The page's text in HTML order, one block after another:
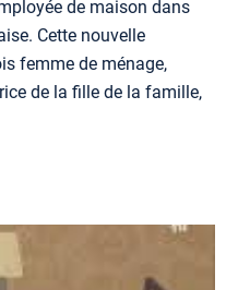
de maison dans
Cette nouvelle
femme de ménage,
de la fille de la famille,